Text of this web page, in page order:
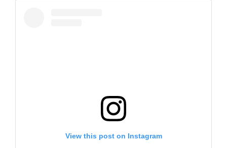
View this post on Instagram